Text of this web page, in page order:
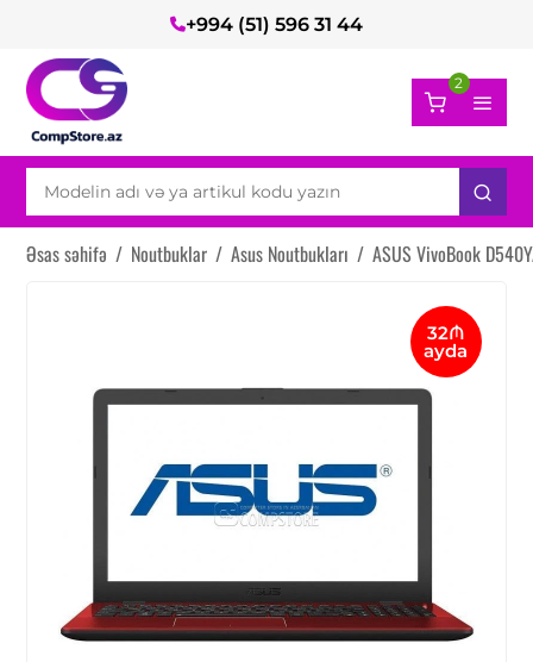
+994 (51) 596 31 44
2
Əsas səhifə / Noutbuklar / Asus Noutbukları / ASUS VivoBook
32₼
ayda